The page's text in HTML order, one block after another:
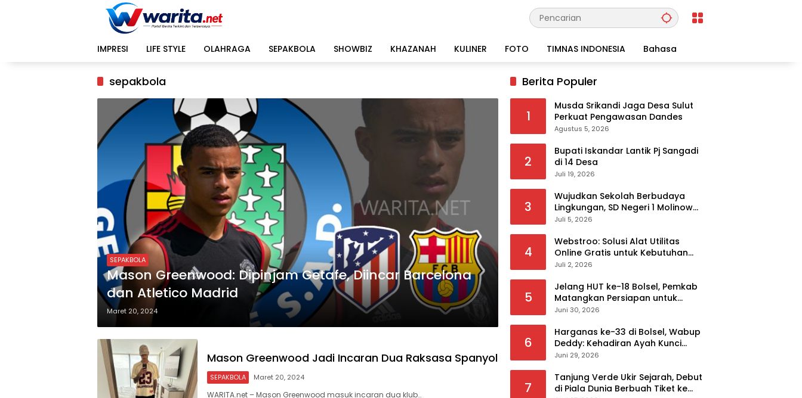
IMPRESI
LIFE STYLE OLAHRAGA SEPAKBOLA SHOWBIZ KHAZANAH KULINER FOTO TIMNAS INDONESIA Bahasa
sepakbola
SEPAKBOLA
Mason Greenwood: Dipinjam Getafe, Diincar Barcelona
dan Atletico Madrid
Maret 20, 2024
Mason Greenwood Jadi Incaran Dua Raksasa Spanyol
SEPAKBOLA Maret 20, 2024
WARITA.net – Mason Greenwood masuk incaran dua klub…
Berita Populer
1
Musda Srikandi Jaga Desa Sulut
Perkuat Pengawasan Dandes
Agustus 5, 2026
2
Bupati Iskandar Lantik Pj Sangadi
di 14 Desa
Juli 19, 2026
3
Wujudkan Sekolah Berbudaya
Lingkungan, SD Negeri 1 Molinow
sukses melaksanakan
dan Publikasi Program Sekolah
Adiwiyata
Juli 5, 2026
4
Webstroo: Solusi Alat Utilitas
Online Gratis untuk Kebutuhan
Akademis dan Profesional
Juli 2, 2026
5
Jelang HUT ke-18 Bolsel, Pemkab
Matangkan Persiapan untuk
Sukseskan Rangkaian Peringatan
Juni 30, 2026
6
Harganas ke-33 di Bolsel, Wabup
Deddy: Kehadiran Ayah Kunci
Mewujudkan Generasi Berkualitas
Juni 29, 2026
7
Tanjung Verde Ukir Sejarah, Debut
di Piala Dunia Berbuah Tiket ke